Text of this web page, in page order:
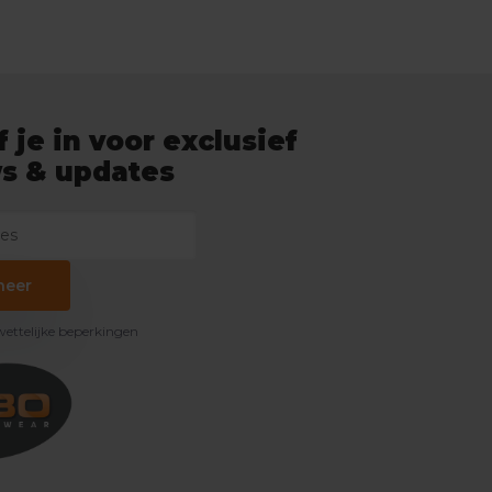
je in voor exclusief
& updates
beperkingen